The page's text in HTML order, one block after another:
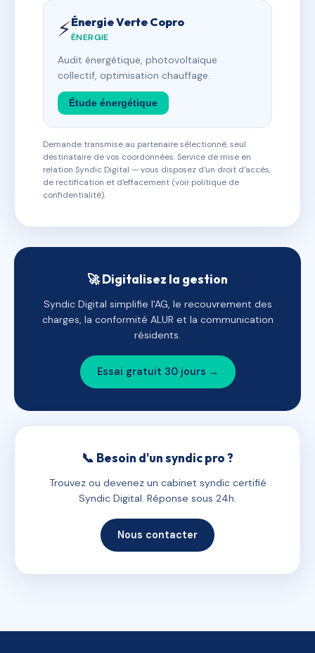
⚡Énergie Verte Copro
ÉNERGIE
Audit énergétique, photovoltaïque
collectif, optimisation chauffage.
Étude énergétique
Demande transmise au partenaire sélectionné, seul
destinataire de vos coordonnées. Service de mise en
relation Syndic Digital — vous disposez d'un droit d'accès,
de rectification et d'effacement (voir politique de
confidentialité).
🚀 Digitalisez la gestion
Syndic Digital simplifie l'AG, le recouvrement des
charges, la conformité ALUR et la communication
résidents.
Essai gratuit 30 jours →
📞 Besoin d'un syndic pro ?
Trouvez ou devenez un cabinet syndic certifié
Syndic Digital. Réponse sous 24h.
Nous contacter